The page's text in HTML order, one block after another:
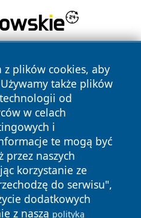
z plików cookies, aby
także plików
od
w celach
i
te mogą być
przez naszych
korzystanie ze
do serwisu",
dodatkowych
z naszą polityką
Wszystkie prawa zastrzeżone.
Polityka
Cookies